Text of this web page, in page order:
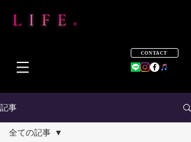
CONTACT
記事
全ての記事